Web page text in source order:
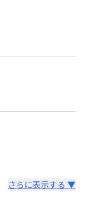
さらに表示する ▼